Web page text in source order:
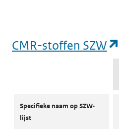
CMR-stoffen SZW
Specifieke naam op SZW-
lijst